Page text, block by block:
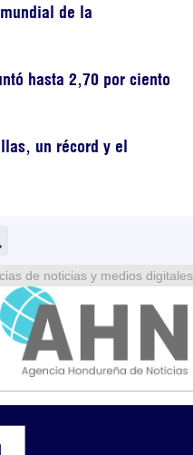
de la
hasta 2,70 por ciento
un récord y el
de noticias y medios digitales